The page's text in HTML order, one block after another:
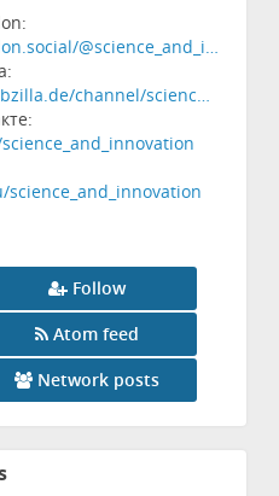
@science_and_i…
channel/scienc…
science_and_innovation
Follow
Atom feed
Network posts